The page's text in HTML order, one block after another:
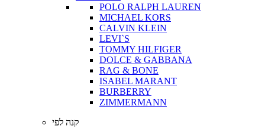
POLO RALPH LAUREN
MICHAEL KORS
CALVIN KLEIN
LEVI`S
TOMMY HILFIGER
DOLCE & GABBANA
RAG & BONE
ISABEL MARANT
BURBERRY
ZIMMERMANN
קנה לפי